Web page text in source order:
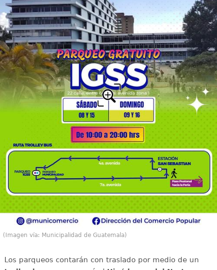
(Imagen vía: Municipalidad de Guatemala)
Los parqueos contarán con traslado por medio de un